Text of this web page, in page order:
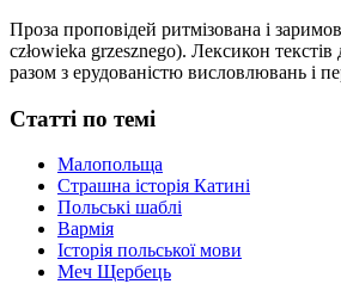
Проза проповідей ритмізована і
człowieka grzesznego). Лексикон
разом з ерудованістю висловлювань і
Статті по темі
Малопольща
Страшна історія Катині
Польські шаблі
Вармія
Історія польської мови
Меч Щербець